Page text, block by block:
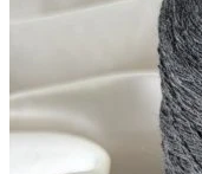
за
Показать еще
© 2026Filato Italiano
Мы в соцсетях